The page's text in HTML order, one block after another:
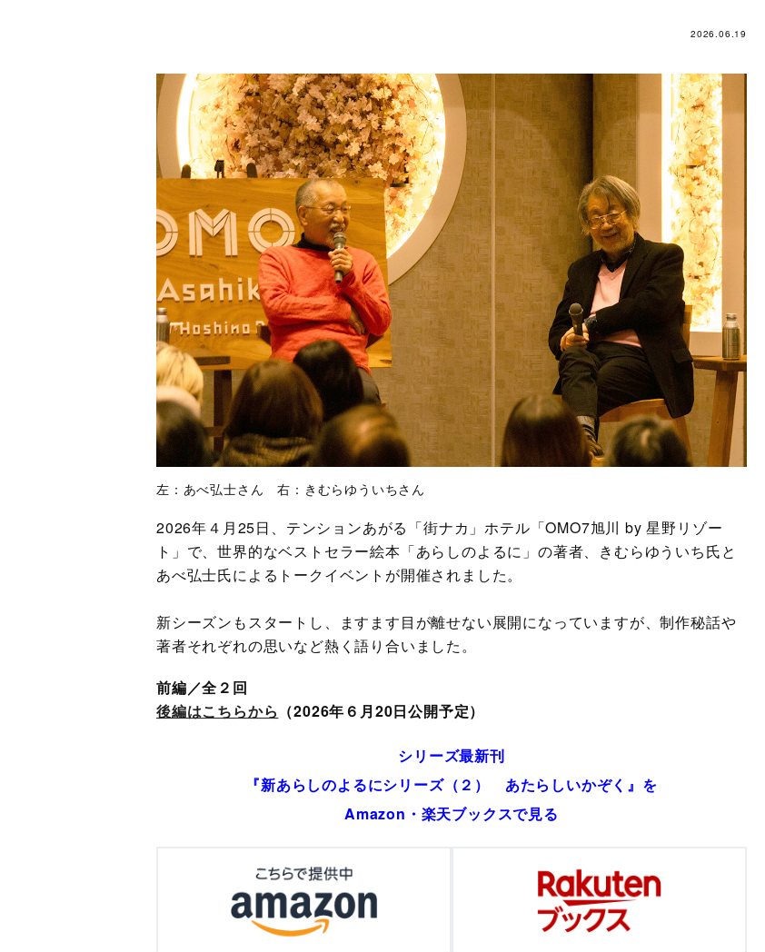
2026.06.19
左：あべ弘士さん 右：きむらゆういちさん
2026年４月25日、テンションあがる「街ナカ」ホテル「OMO7旭川 by 星野リゾー
ト」で、世界的なベストセラー絵本「あらしのよるに」の著者、きむらゆういち氏と
あべ弘士氏によるトークイベントが開催されました。
新シーズンもスタートし、ますます目が離せない展開になっていますが、制作秘話や
著者それぞれの思いなど熱く語り合いました。
前編／全２回
後編はこちらから （2026年６月20日公開予定）
シリーズ最新刊
『新あらしのよるにシリーズ（２） あたらしいかぞく』を
Amazon・楽天ブックスで見る